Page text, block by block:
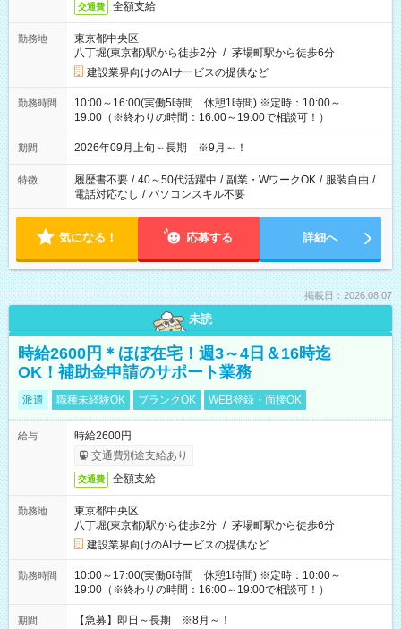
交通費 全額支給
勤務地
東京都中央区
八丁堀(東京都)駅から徒歩2分 / 茅場町駅から徒歩6分
建設業界向けのAIサービスの提供など
勤務時間
10:00～16:00(実働5時間 休憩1時間) ※定時：10:00～
19:00（※終わりの時間：16:00～19:00で相談可！）
期間 2026年09月上旬～長期 ※9月～！
特徴 履歴書不要 / 40～50代活躍中 / 副業・WワークOK / 服装自由 /
電話対応なし / パソコンスキル不要
気になる！ 応募する 詳細へ
掲載日：2026.08.07
未読
時給2600円＊ほぼ在宅！週3～4日＆16時迄
OK！補助金申請のサポート業務
派遣 職種未経験OK ブランクOK WEB登録・面接OK
給与
時給2600円
交通費別途支給あり
交通費 全額支給
勤務地
東京都中央区
八丁堀(東京都)駅から徒歩2分 / 茅場町駅から徒歩6分
建設業界向けのAIサービスの提供など
勤務時間
10:00～17:00(実働6時間 休憩1時間) ※定時：10:00～
19:00（※終わりの時間：16:00～19:00で相談可！）
期間 【急募】即日～長期 ※8月～！